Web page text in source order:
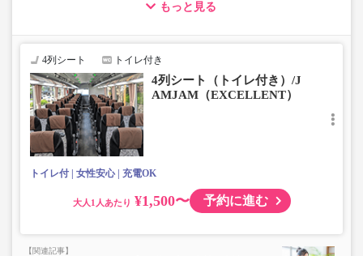
■トランクにてお預かりできる荷物
・3辺合計160cm以内、かつ10kg以下のものをおひとり様1
■お預かりできない荷物（貴重品以外は車内持ち込みも不
可）
楽器・自転車（折りたたみ含む）・ボード等の大きな荷
物、壊れ物、危険物、貴重品、ペット、
上記「トランクにてお預かりできる荷物」の条件を満たさ
もっと見る
4列シート トイレ付き
4列シート（トイレ付き）/J
AMJAM（EXCELLENT）
トイレ付 女性安心 充電OK
大人 ¥1,500〜 予約に進む